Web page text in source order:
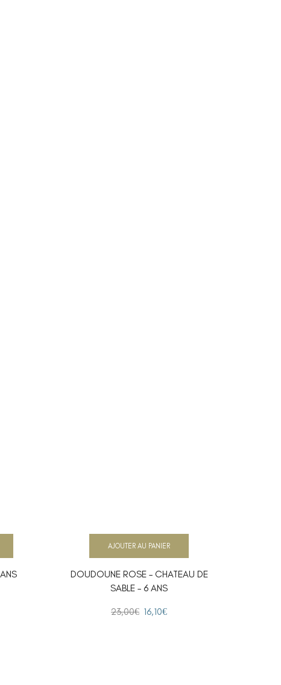
DOUDOUNE ROSE – CHATEAU DE
SABLE – 6 ANS
23,00€ 16,10€
AJOUTER AU PANIER